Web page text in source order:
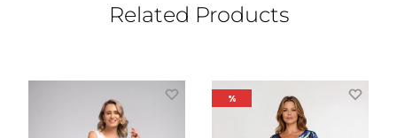
Related Products
%